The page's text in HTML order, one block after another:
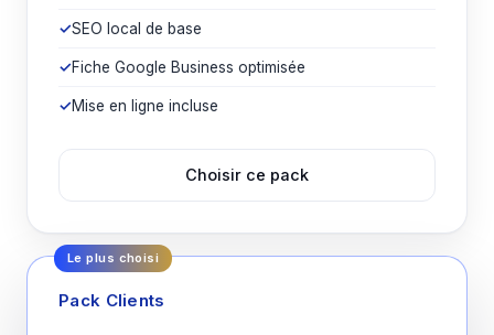
SEO local de base
Fiche Google Business optimisée
Mise en ligne incluse
Choisir ce pack
Pack Clients